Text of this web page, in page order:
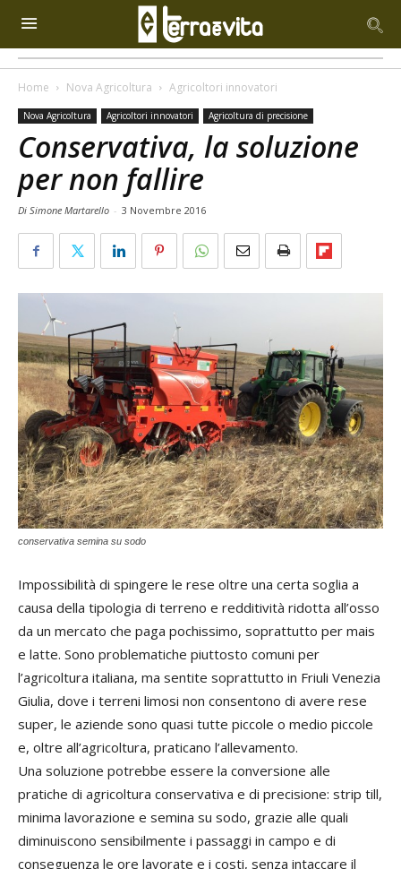
Home Nova Agricoltura Agricoltori innovatori
Nova Agricoltura Agricoltori innovatori Agricoltura di precisione
Conservativa, la soluzione
per non fallire
Di Simone Martarello - 3 Novembre 2016
conservativa semina su sodo
Impossibilità di spingere le rese oltre una certa soglia a
causa della tipologia di terreno e redditività ridotta all’osso
da un mercato che paga pochissimo, soprattutto per mais
e latte. Sono problematiche piuttosto comuni per
l’agricoltura italiana, ma sentite soprattutto in Friuli Venezia
Giulia, dove i terreni limosi non consentono di avere rese
super, le aziende sono quasi tutte piccole o medio piccole
e, oltre all’agricoltura, praticano l’allevamento.
Una soluzione potrebbe essere la conversione alle
pratiche di agricoltura conservativa e di precisione: strip till,
minima lavorazione e semina su sodo, grazie alle quali
diminuiscono sensibilmente i passaggi in campo e di
conseguenza le ore lavorate e i costi, senza intaccare il